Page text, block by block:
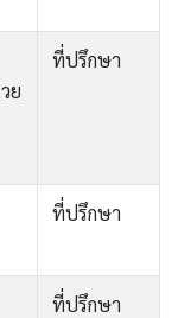
ย
ที่ปรึกษา
ที่ปรึกษา
ที่ปรึกษา